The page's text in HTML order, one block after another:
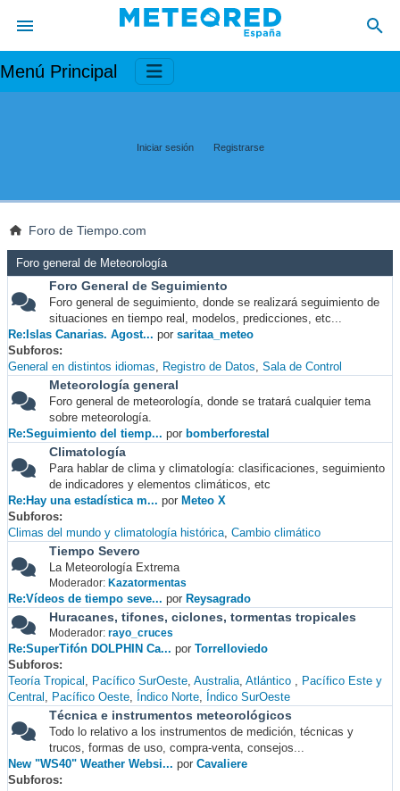
Menú Principal
Iniciar sesión Registrarse
Foro de Tiempo.com
Foro general de Meteorología
Foro General de Seguimiento
Foro general de seguimiento, donde se realizará seguimiento de
situaciones en tiempo real, modelos, predicciones, etc...
Re:Islas Canarias. Agost... por saritaa_meteo
Subforos
General en distintos idiomas
Registro de Datos Sala de Control
Meteorología general
Foro general de meteorología, donde se tratará cualquier tema
sobre meteorología.
Re:Seguimiento del tiemp... por bomberforestal
Climatología
Para hablar de clima y climatología: clasificaciones, seguimiento
de indicadores y elementos climáticos, etc
Re:Hay una estadística m... por Meteo X
Subforos
Climas del mundo y climatología histórica Cambio climático
Tiempo Severo
La Meteorología Extrema
Moderador: Kazatormentas
Re:Vídeos de tiempo seve... por Reysagrado
Huracanes, tifones, ciclones, tormentas tropicales
Moderador: rayo_cruces
Re:SuperTifón DOLPHIN Ca... por Torrelloviedo
Subforos
Teoría Tropical
Pacífico SurOeste Australia Atlántico
Pacífico Este y
Central
Pacífico Oeste Índico Norte Índico SurOeste
Técnica e instrumentos meteorológicos
Todo lo relativo a los instrumentos de medición, técnicas y
trucos, formas de uso, compra-venta, consejos...
New "WS40" Weather Websi... por Cavaliere
Subforos